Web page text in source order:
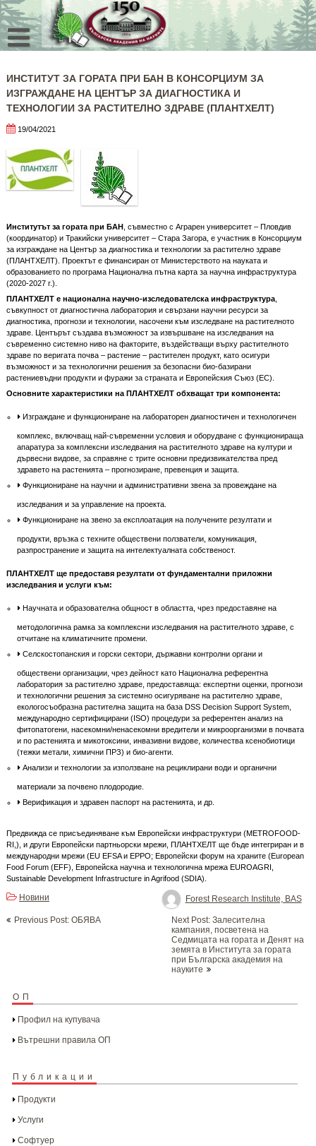
Skip
to
content
ИНСТИТУТ ЗА ГОРАТА ПРИ БАН В КОНСОРЦИУМ ЗА
ИЗГРАЖДАНЕ НА ЦЕНТЪР ЗА ДИАГНОСТИКА И
ТЕХНОЛОГИИ ЗА РАСТИТЕЛНО ЗДРАВЕ (ПЛАНТХЕЛТ)
19/04/2021
Институтът за гората при БАН, съвместно с Аграрен университет – Пловдив
(координатор) и Тракийски университет – Стара Загора, е участник в Консорциум
за изграждане на Център за диагностика и технологии за растително здраве
(ПЛАНТХЕЛТ). Проектът е финансиран от Министерството на науката и
образованието по програма Национална пътна карта за научна инфраструктура
(2020-2027 г.).
ПЛАНТХЕЛТ е национална научно-изследователска инфраструктура,
съвкупност от диагностична лаборатория и свързани научни ресурси за
диагностика, прогнози и технологии, насочени към изследване на растителното
здраве. Центърът създава възможност за извършване на изследвания на
съвременно системно ниво на факторите, въздействащи върху растителното
здраве по веригата почва – растение – растителен продукт, като осигури
възможност и за технологични решения за безопасни био-базирани
растениевъдни продукти и фуражи за страната и Европейския Съюз (ЕС).
Основните характеристики на ПЛАНТХЕЛТ обхващат три компонента:
Изграждане и функциониране на лабораторен диагностичен и технологичен
комплекс, включващ най-съвременни условия и оборудване с функционираща
апаратура за комплексни изследвания на растителното здраве на култури и
дървесни видове, за справяне с трите основни предизвикателства пред
здравето на растенията – прогнозиране, превенция и защита.
Функциониране на научни и административни звена за провеждане на
изследвания и за управление на проекта.
Функциониране на звено за експлоатация на получените резултати и
продукти, връзка с техните обществени ползватели, комуникация,
разпространение и защита на интелектуалната собственост.
ПЛАНТХЕЛТ ще предоставя резултати от фундаментални приложни
изследвания и услуги към:
Научната и образователна общност в областта, чрез предоставяне на
методологична рамка за комплексни изследвания на растителното здраве, с
отчитане на климатичните промени.
Селскостопанския и горски сектори, държавни контролни органи и
обществени организации, чрез дейност като Национална референтна
лаборатория за растително здраве, предоставяща: експертни оценки, прогнози
и технологични решения за системно осигуряване на растително здраве,
екологосъобразна растителна защита на база DSS Decision Support System,
международно сертифицирани (ISO) процедури за референтен анализ на
фитопатогени, насекомни/ненасекомни вредители и микроорганизми в почвата
и по растенията и микотоксини, инвазивни видове, количества ксенобиотици
(тежки метали, химични ПРЗ) и био-агенти.
Анализи и технологии за използване на рециклирани води и органични
материали за почвено плодородие.
Верификация и здравен паспорт на растенията, и др.
Предвижда се присъединяване към Европейски инфраструктури (METROFOOD-
RI,), и други Европейски партньорски мрежи, ПЛАНТХЕЛТ ще бъде интегриран и в
международни мрежи (EU EFSA и EPPO; Европейски форум на храните (European
Food Forum (EFF), Европейска научна и технологична мрежа EUROAGRI,
Sustainable Development Infrastructure in Agrifood (SDIA).
Forest Research Institute, BAS
Новини
navigation
Previous Post: OБЯВА
Next Post: Залесителна
кампания, посветена на
Седмицата на гората и Денят на
земята в Института за гората
при Българска академия на
науките
ОП
Профил на купувача
Вътрешни правила ОП
Публикации
Продукти
Услуги
Софтуер